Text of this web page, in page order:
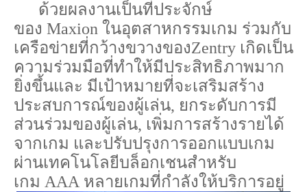
ด้วยผลงานเป็นที่ประจักษ์
ของ Maxion ในอุตสาหกรรมเกม ร่วมกับ
เครือข่ายที่กว้างขวางของZentry เกิดเป็น
ความร่วมมือที่ทำให้มีประสิทธิภาพมาก
ยิ่งขึ้นและ มีเป้าหมายที่จะเสริมสร้าง
ประสบการณ์ของผู้เล่น, ยกระดับการมี
ส่วนร่วมของผู้เล่น, เพิ่มการสร้างรายได้
จากเกม และปรับปรุงการออกแบบเกม
ผ่านเทคโนโลยีบล็อกเชนสำหรับ
เกม AAA หลายเกมที่กำลังให้บริการอยู่